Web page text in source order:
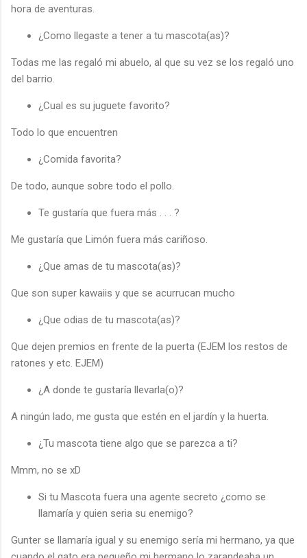
hora de aventuras.
¿Como llegaste a tener a tu mascota(as)?
Todas me las regaló mi abuelo, al que su vez se los regaló uno
del barrio.
¿Cual es su juguete favorito?
Todo lo que encuentren
¿Comida favorita?
De todo, aunque sobre todo el pollo.
Te gustaría que fuera más . . . ?
Me gustaría que Limón fuera más cariñoso.
¿Que amas de tu mascota(as)?
Que son super kawaiis y que se acurrucan mucho
¿Que odias de tu mascota(as)?
Que dejen premios en frente de la puerta (EJEM los restos de
ratones y etc. EJEM)
¿A donde te gustaría llevarla(o)?
A ningún lado, me gusta que estén en el jardín y la huerta.
¿Tu mascota tiene algo que se parezca a ti?
Mmm, no se xD
Si tu Mascota fuera una agente secreto ¿como se
llamaría y quien seria su enemigo?
Gunter se llamaría igual y su enemigo sería mi hermano, ya que